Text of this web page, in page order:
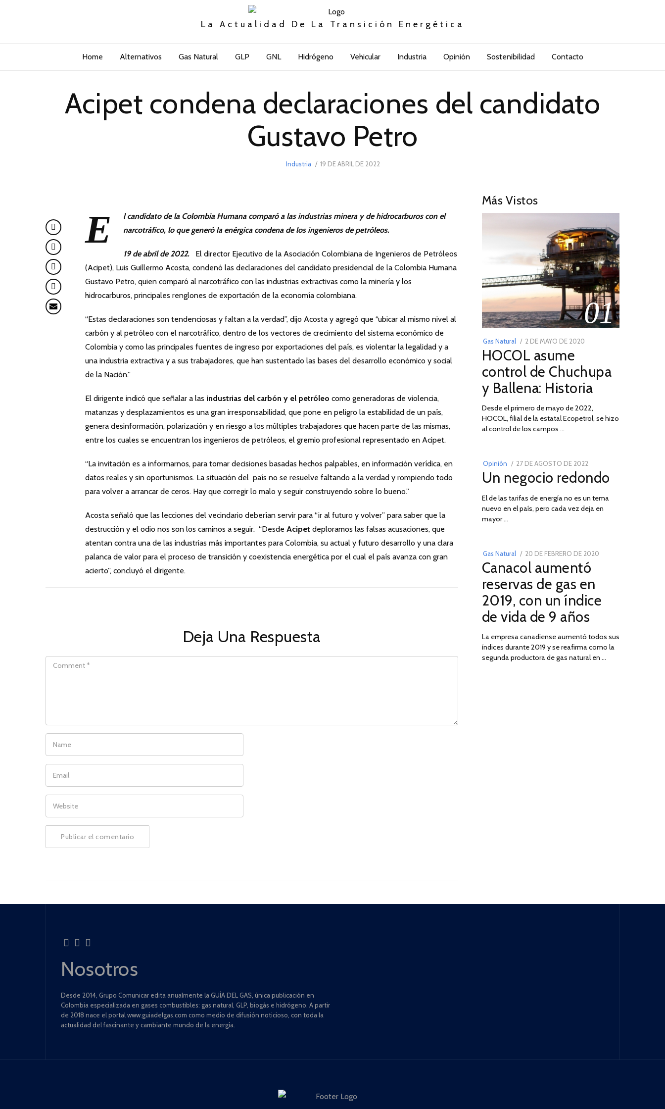
La Actualidad De La Transición Energética
Home Alternativos Gas Natural GLP GNL Hidrógeno Vehicular Industria Opinión Sostenibilidad Contacto
Acipet condena declaraciones del candidato
Gustavo Petro
Industria
POSTED
19 DE ABRIL DE 2022
E
l candidato de la Colombia Humana comparó a las industrias minera y de hidrocarburos con el
narcotráfico, lo que generó la enérgica condena de los ingenieros de petróleos.
19 de abril de 2022. El director Ejecutivo de la Asociación Colombiana de Ingenieros de Petróleos
(Acipet), Luis Guillermo Acosta, condenó las declaraciones del candidato presidencial de la Colombia Humana
Gustavo Petro, quien comparó al narcotráfico con las industrias extractivas como la minería y los
hidrocarburos, principales renglones de exportación de la economía colombiana.
“Estas declaraciones son tendenciosas y faltan a la verdad”, dijo Acosta y agregó que “ubicar al mismo nivel al
carbón y al petróleo con el narcotráfico, dentro de los vectores de crecimiento del sistema económico de
Colombia y como las principales fuentes de ingreso por exportaciones del país, es violentar la legalidad y a
una industria extractiva y a sus trabajadores, que han sustentado las bases del desarrollo económico y social
de la Nación.”
El dirigente indicó que señalar a las industrias del carbón y el petróleo como generadoras de violencia,
matanzas y desplazamientos es una gran irresponsabilidad, que pone en peligro la estabilidad de un país,
genera desinformación, polarización y en riesgo a los múltiples trabajadores que hacen parte de las mismas,
entre los cuales se encuentran los ingenieros de petróleos, el gremio profesional representado en Acipet.
“La invitación es a informarnos, para tomar decisiones basadas hechos palpables, en información verídica, en
datos reales y sin oportunismos. La situación del país no se resuelve faltando a la verdad y rompiendo todo
para volver a arrancar de ceros. Hay que corregir lo malo y seguir construyendo sobre lo bueno.”
Acosta señaló que las lecciones del vecindario deberían servir para “ir al futuro y volver” para saber que la
destrucción y el odio nos son los caminos a seguir. “Desde Acipet deploramos las falsas acusaciones, que
atentan contra una de las industrias más importantes para Colombia, su actual y futuro desarrollo y una clara
palanca de valor para el proceso de transición y coexistencia energética por el cual el país avanza con gran
acierto”, concluyó el dirigente.
Deja Una Respuesta
COMMENT
NAME
EMAIL
WEBSITE
Más Vistos
01
Gas Natural
POSTED
ON
2 DE MAYO DE 2020
DE
2026
HOCOL asume
control de Chuchupa
y Ballena: Historia
Desde el primero de mayo de 2022,
HOCOL, filial de la estatal Ecopetrol, se hizo
al control de los campos …
Opinión
POSTED
ON
27 DE AGOSTO DE 202230
DE
DE
2022
Un negocio redondo
El de las tarifas de energía no es un tema
nuevo en el país, pero cada vez deja en
mayor …
03
Gas Natural
POSTED
ON
20 DE FEBRERO DE 2020
2025
Canacol aumentó
reservas de gas en
2019, con un índice
de vida de 9 años
La empresa canadiense aumentó todos sus
índices durante 2019 y se reafirma como la
segunda productora de gas natural en …
Nosotros
Desde 2014, Grupo Comunicar edita anualmente la GUÍA DEL GAS, única publicación en
Colombia especializada en gases combustibles: gas natural, GLP, biogás e hidrógeno. A partir
de 2018 nace el portal www.guiadelgas.com como medio de difusión noticioso, con toda la
actualidad del fascinante y cambiante mundo de la energía.